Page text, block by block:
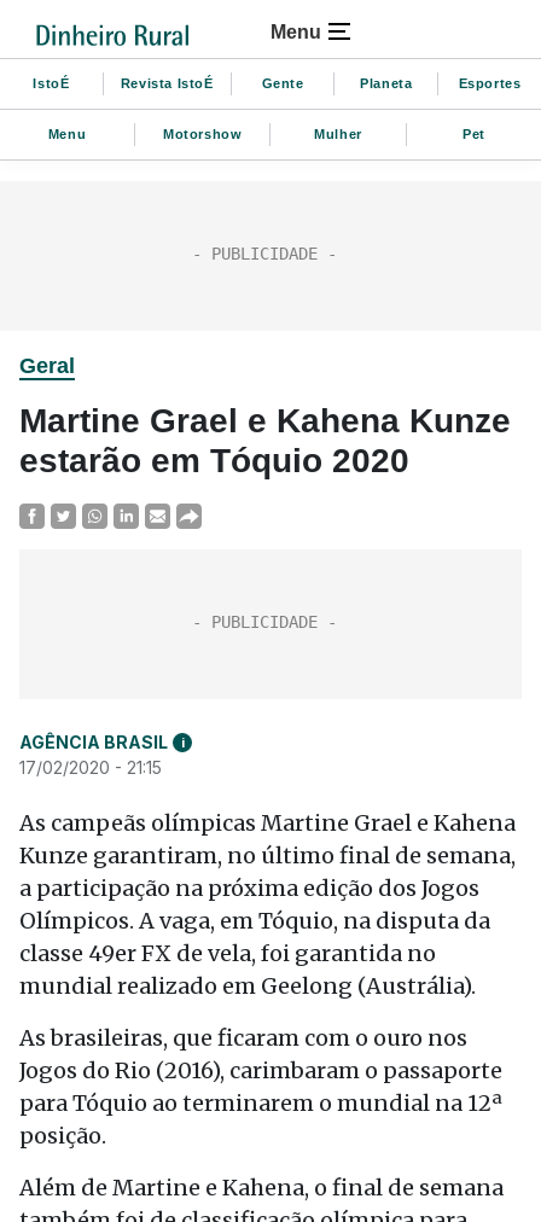
Menu
IstoÉ Revista IstoÉ Gente Planeta Esportes
Menu Motorshow Mulher Pet
Geral
Martine Grael e Kahena Kunze
estarão em Tóquio 2020
AGÊNCIA BRASIL i
17/02/2020 - 21:15
As campeãs olímpicas Martine Grael e Kahena
Kunze garantiram, no último final de semana,
a participação na próxima edição dos Jogos
Olímpicos. A vaga, em Tóquio, na disputa da
classe 49er FX de vela, foi garantida no
mundial realizado em Geelong (Austrália).
As brasileiras, que ficaram com o ouro nos
Jogos do Rio (2016), carimbaram o passaporte
para Tóquio ao terminarem o mundial na 12ª
posição.
Além de Martine e Kahena, o final de semana